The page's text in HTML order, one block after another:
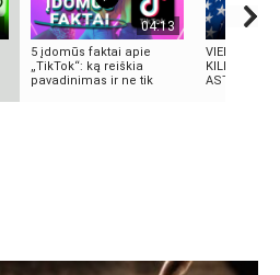
04:13
5 įdomūs faktai apie
„TikTok“: ką reiškia
pavadinimas ir ne tik
VIENINTELIS
KILMĖS